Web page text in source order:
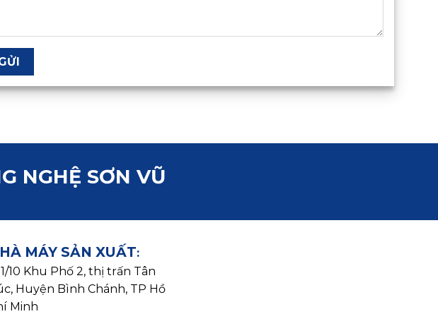
NGHỆ SƠN VŨ
MÁY SẢN XUẤT:
10 Khu Phố 2, thị trấn Tân
Huyện Bình Chánh, TP Hồ
Minh